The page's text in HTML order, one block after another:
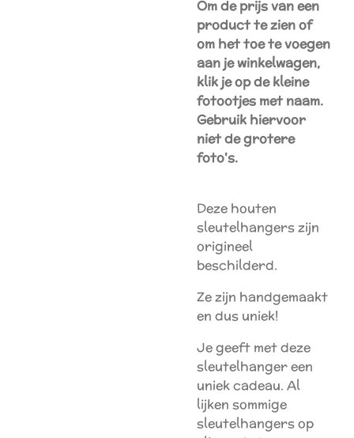
Om de prijs van een
product te zien of
om het toe te voegen
aan je winkelwagen,
klik je op de kleine
fotootjes met naam.
Gebruik hiervoor
niet de grotere
foto's.
Deze houten
sleutelhangers zijn
origineel
beschilderd.
Ze zijn handgemaakt
en dus uniek!
Je geeft met deze
sleutelhanger een
uniek cadeau. Al
lijken sommige
sleutelhangers op